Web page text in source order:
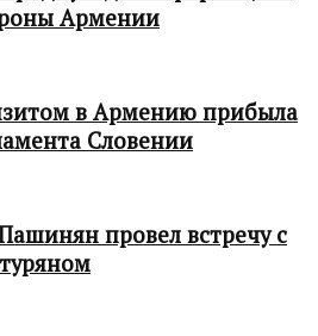
Армении
в Армению прибыла
Словении
провел встречу с